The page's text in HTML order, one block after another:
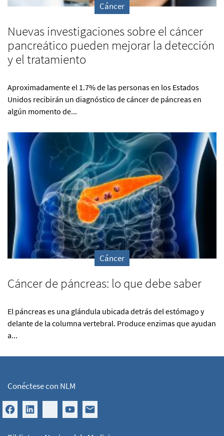
Cáncer
Nuevas investigaciones sobre el cáncer
pancreático pueden mejorar la detección
y el tratamiento
Aproximadamente el 1.7% de las personas en los Estados
Unidos recibirán un diagnóstico de cáncer de páncreas en
algún momento de...
Cáncer
Cáncer de páncreas: lo que debe saber
El páncreas es una glándula ubicada detrás del estómago y
delante de la columna vertebral. Produce enzimas que ayudan
a...
Conéctese con NLM